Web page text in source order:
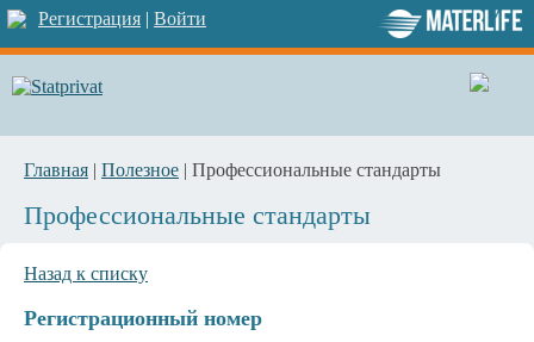
Регистрация | Войти
Главная | Полезное | Профессиональные стандарты
Профессиональные стандарты
Назад к списку
Регистрационный номер